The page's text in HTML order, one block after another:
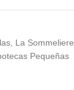
, La Sommeliere
Pequeñas